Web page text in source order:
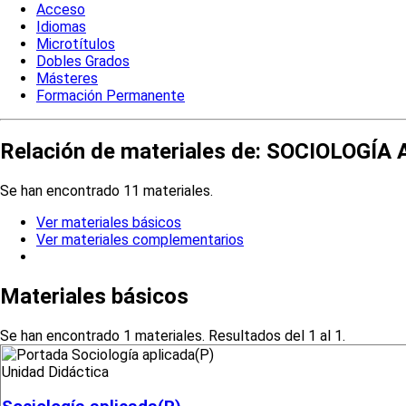
Acceso
Idiomas
Microtítulos
Dobles Grados
Másteres
Formación Permanente
Relación de materiales de: SOCIOLOGÍA
Se han encontrado 11 materiales.
Ver materiales básicos
Ver materiales complementarios
Materiales básicos
Se han encontrado 1 materiales. Resultados del 1 al 1.
Unidad Didáctica